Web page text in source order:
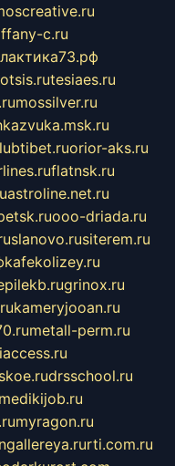
c.ru
tesiaes.ru
mossilver.ru
orior-aks.ru
flatnsk.ru
astroline.net.ru
ooo-driada.ru
siterem.ru
kafekolizey.ru
grinox.ru
kameryjooan.ru
metall-perm.ru
drsschool.ru
medikijob.ru
myragon.ru
rti.com.ru